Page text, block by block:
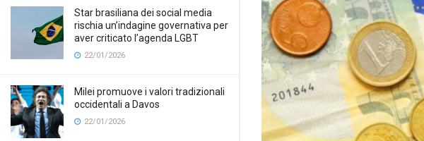
Star brasiliana dei social media
rischia un’indagine governativa per
aver criticato l’agenda LGBT
22/01/2026
Milei promuove i valori tradizionali
occidentali a Davos
22/01/2026